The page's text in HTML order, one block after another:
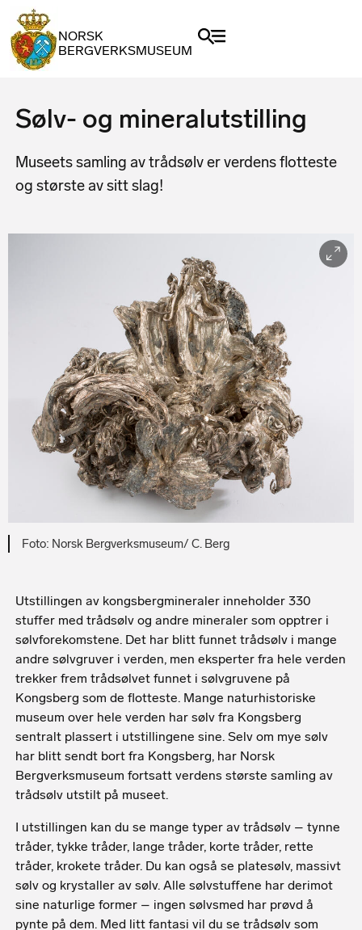
NORSK
BERGVERKSMUSEUM
Sølv- og mineralutstilling
Museets samling av trådsølv er verdens flotteste
og største av sitt slag!
Norsk Bergverksmuseum/ C. Berg
Utstillingen av kongsbergmineraler inneholder 330
stuffer med trådsølv og andre mineraler som opptrer i
sølvforekomstene. Det har blitt funnet trådsølv i mange
andre sølvgruver i verden, men eksperter fra hele verden
trekker frem trådsølvet funnet i sølvgruvene på
Kongsberg som de flotteste. Mange naturhistoriske
museum over hele verden har sølv fra Kongsberg
sentralt plassert i utstillingene sine. Selv om mye sølv
har blitt sendt bort fra Kongsberg, har Norsk
Bergverksmuseum fortsatt verdens største samling av
trådsølv utstilt på museet.
I utstillingen kan du se mange typer av trådsølv – tynne
tråder, tykke tråder, lange tråder, korte tråder, rette
tråder, krokete tråder. Du kan også se platesølv, massivt
sølv og krystaller av sølv. Alle sølvstuffene har derimot
sine naturlige former – ingen sølvsmed har prøvd å
pynte på dem. Med litt fantasi vil du se trådsølv som